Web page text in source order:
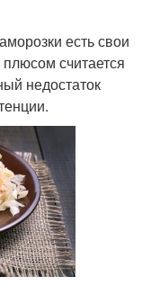
есть свои
считается
недостаток